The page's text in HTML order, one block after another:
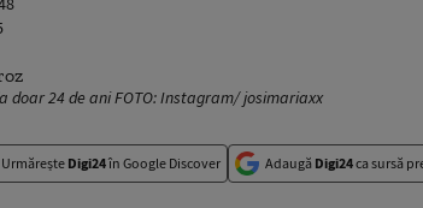
doar 24 de ani FOTO: Instagram/ josimariaxx
Urmărește Digi24în Google Discover Adaugă Digi24ca sursă